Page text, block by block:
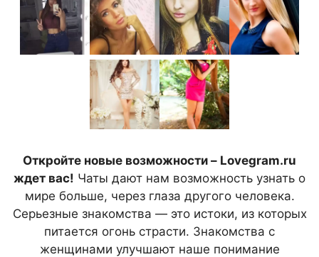
Откройте новые возможности – Lovegram.ru
ждет вас! Чаты дают нам возможность узнать о
мире больше, через глаза другого человека.
Серьезные знакомства — это истоки, из которых
питается огонь страсти. Знакомства с
женщинами улучшают наше понимание